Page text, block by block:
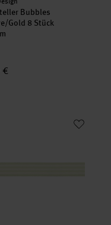
Bubbles
Gold 8 Stück
€
Creme
Poetry Webband Duo